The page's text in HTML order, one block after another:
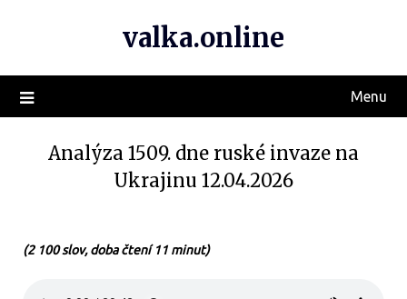
valka.online
Menu
Analýza 1509. dne ruské invaze na
Ukrajinu 12.04.2026
(2 100 slov, doba čtení 11 minut)